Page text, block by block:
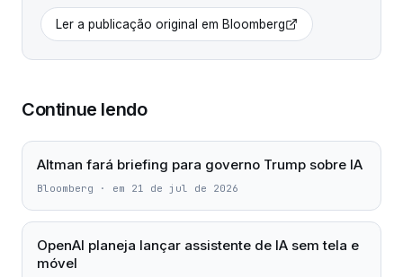
Ler a publicação original em Bloomberg
Continue lendo
Altman fará briefing para governo Trump sobre IA
Bloomberg · em 21 de jul de 2026
OpenAI planeja lançar assistente de IA sem tela e
móvel